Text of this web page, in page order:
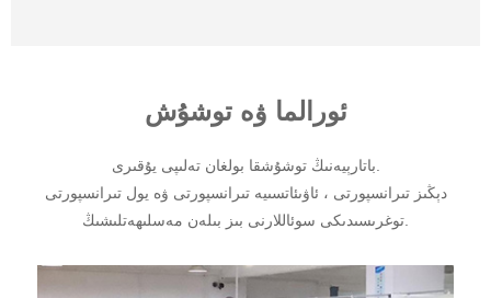
ئورالما ۋە توشۇش
دېڭىز تىرانسپورتى ، ئاۋىئاتسىيە تىرانسپورتى ۋە يول تىرانسپورتى